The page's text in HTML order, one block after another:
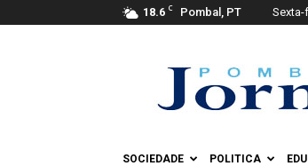
18.6 C Pombal, PT
Jornal
SOCIEDADE POLITICA